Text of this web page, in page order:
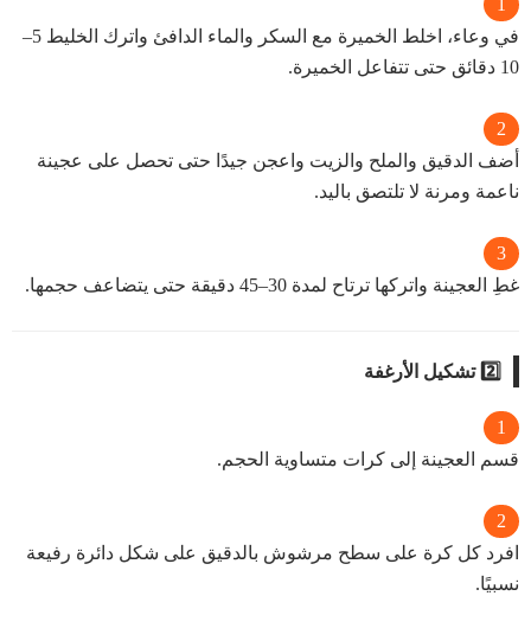
في وعاء، اخلط الخميرة مع السكر والماء الدافئ واترك الخليط 5–
10 دقائق حتى تتفاعل الخميرة.
أضف الدقيق والملح والزيت واعجن جيدًا حتى تحصل على عجينة
ناعمة ومرنة لا تلتصق باليد.
غطِ العجينة واتركها ترتاح لمدة 30–45 دقيقة حتى يتضاعف حجمها.
2️⃣ تشكيل الأرغفة
قسم العجينة إلى كرات متساوية الحجم.
افرد كل كرة على سطح مرشوش بالدقيق على شكل دائرة رفيعة
نسبيًا.